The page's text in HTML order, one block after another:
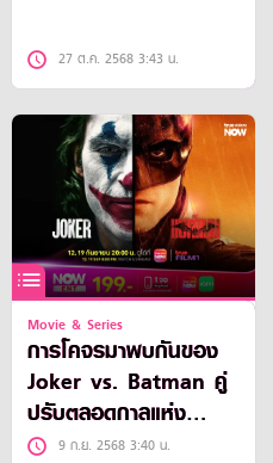
27 ต.ค. 2568 3:43 น.
Movie & Series
การโคจรมาพบกันของ
Joker vs. Batman คู่
ปรับตลอดกาลแห่ง
จักรวาล DC
9 ก.ย. 2568 3:40 น.